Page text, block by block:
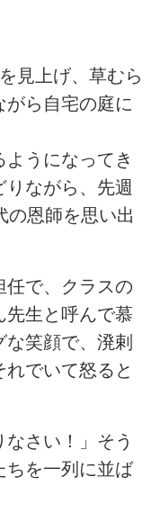
見上げ、草むら
がら自宅の庭に
うになってき
ながら、先週
の恩師を思い出
任で、クラスの
先生と呼んで慕
笑顔で、溌剌
れでいて怒ると
なさい！」そう
ちを一列に並ば